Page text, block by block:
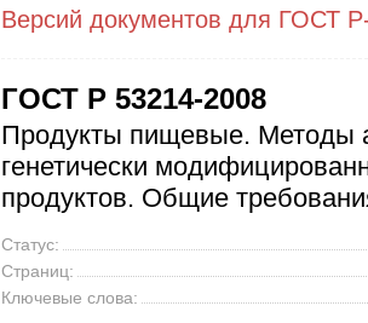
Версий документов для ГОСТ
ГОСТ Р 53214-2008
Продукты пищевые. Методы
генетически
продуктов. Общие
Статус:
Страниц:
Ключевые слова: